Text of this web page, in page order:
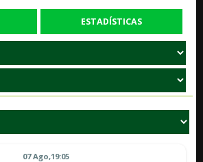
ESTADÍSTICAS
07 Ago,19:05